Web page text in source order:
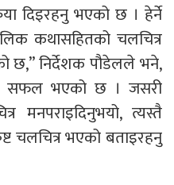
दिइरहनु भएको छ । हेर्ने
कथासहितको चलचित्र
छ,” निर्देशक पौडेलले भने,
सफल भएको छ । जसरी
मनपराइदिनुभयो, त्यस्तै
चलचित्र भएको बताइरहनु